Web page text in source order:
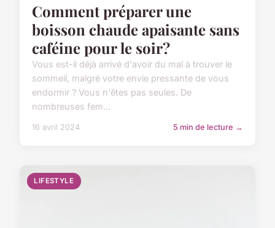
Comment préparer une
boisson chaude apaisante sans
caféine pour le soir?
Vous est-il déjà arrivé d'avoir du mal à trouver le
sommeil, malgré votre envie pressante de vous
endormir ? Vous n'êtes pas seules. De
nombreuses fem...
16 avril 2024 5 min de lecture →
LIFESTYLE